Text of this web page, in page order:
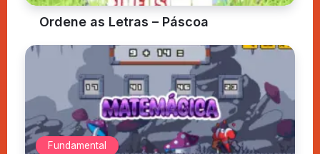
Ordene as Letras – Páscoa
Fundamental